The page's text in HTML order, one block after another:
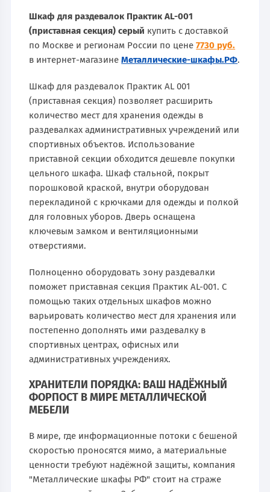
Шкаф для раздевалок Практик AL-001
(приставная секция) серый купить с доставкой
по Москве и регионам России по цене7730 руб.
в интернет-магазинеМеталлические-шкафы.РФ.
Шкаф для раздевалок Практик AL 001
(приставная секция) позволяет расширить
количество мест для хранения одежды в
раздевалках административных учреждений или
спортивных объектов. Использование
приставной секции обходится дешевле покупки
цельного шкафа. Шкаф стальной, покрыт
порошковой краской, внутри оборудован
перекладиной с крючками для одежды и полкой
для головных уборов. Дверь оснащена
ключевым замком и вентиляционными
отверстиями.
Полноценно оборудовать зону раздевалки
поможет приставная секция Практик AL-001. С
помощью таких отдельных шкафов можно
варьировать количество мест для хранения или
постепенно дополнять ими раздевалку в
спортивных центрах, офисных или
административных учреждениях.
ХРАНИТЕЛИ ПОРЯДКА: ВАШ НАДЁЖНЫЙ
ФОРПОСТ В МИРЕ МЕТАЛЛИЧЕСКОЙ
МЕБЕЛИ
В мире, где информационные потоки с бешеной
скоростью проносятся мимо, а материальные
ценности требуют надёжной защиты, компания
"Металлические шкафы РФ" стоит на страже